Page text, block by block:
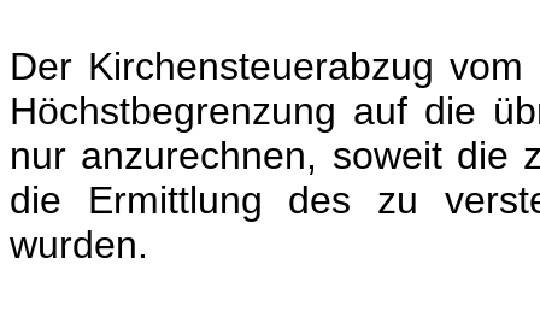
Der Kirchensteuerabzug
Höchstbegrenzung auf die
nur anzurechnen, soweit die
die Ermittlung des zu
wurden.